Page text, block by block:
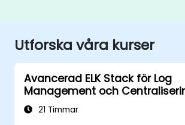
Utforska våra kurser
Avancerad ELK Stack för Log
Management och
21 Timmar